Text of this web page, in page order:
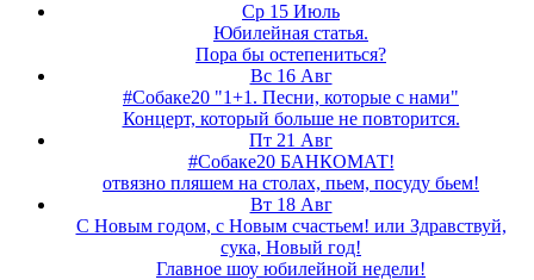
Ср 15 Июль
Юбилейная статья.
Пора бы остепениться?
Вс 16 Авг
#Собаке20 "1+1. Песни, которые с нами"
Концерт, который больше не повторится.
Пт 21 Авг
#Собаке20 БАНКОМАТ!
отвязно пляшем на столах, пьем, посуду бьем!
Вт 18 Авг
С Новым годом, с Новым счастьем! или Здравствуй,
сука, Новый год!
Главное шоу юбилейной недели!